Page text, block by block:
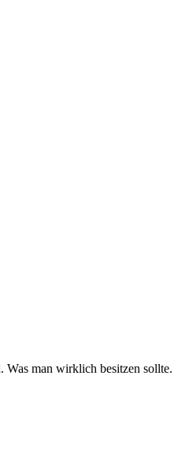
Was man wirklich besitzen sollte.